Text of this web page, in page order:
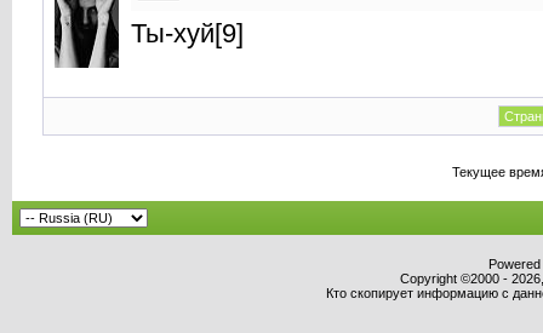
Ты-хуй[9]
Текущее
Copyright ©2000 -
Кто скопирует информацию с